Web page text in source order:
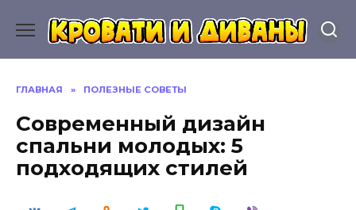
содержанию
ГЛАВНАЯ » ПОЛЕЗНЫЕ СОВЕТЫ
Современный дизайн
спальни молодых: 5
подходящих стилей